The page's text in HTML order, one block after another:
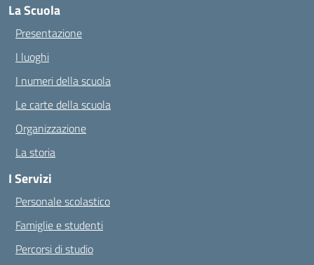
La Scuola
Presentazione
I luoghi
I numeri della scuola
Le carte della scuola
Organizzazione
La storia
I Servizi
Personale scolastico
Famiglie e studenti
Percorsi di studio